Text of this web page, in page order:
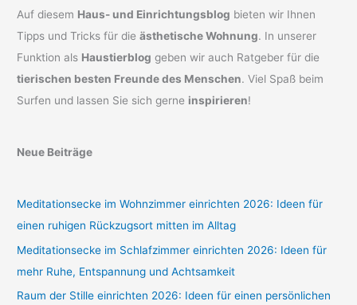
Auf diesem Haus- und Einrichtungsblog bieten wir Ihnen
Tipps und Tricks für dieästhetische Wohnung. In unserer
Funktion als Haustierblog geben wir auch Ratgeber für die
tierischen besten Freunde des Menschen. Viel Spaß beim
Surfen und lassen Sie sich gerne inspirieren!
Neue Beiträge
Meditationsecke im Wohnzimmer einrichten 2026: Ideen für
einen ruhigen Rückzugsort mitten im Alltag
Meditationsecke im Schlafzimmer einrichten 2026: Ideen für
mehr Ruhe, Entspannung und Achtsamkeit
Raum der Stille einrichten 2026: Ideen für einen persönlichen